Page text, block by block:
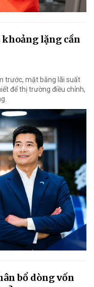
lặng cần
trước, mặt bằng lãi suất
để thị trường điều chỉnh,
bổ dòng vốn